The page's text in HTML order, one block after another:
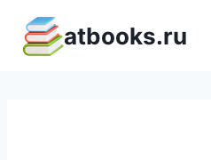
содержимому
atbooks.ru